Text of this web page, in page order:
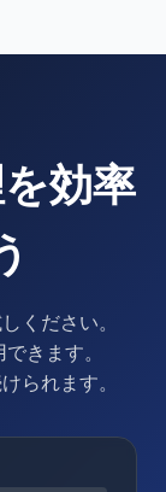
効率
ください。
きます。
られます。